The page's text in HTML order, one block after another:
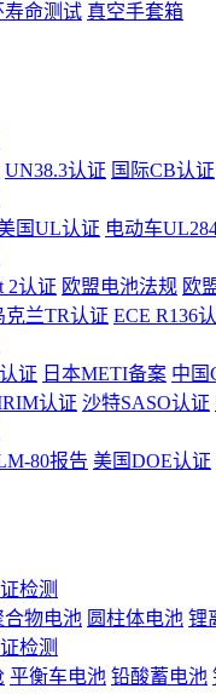
寿命测试 真空手套箱
UN38.3认证 国际CB认证
国UL认证 电动车
2认证 欧盟电池法规 欧
克兰TR认证 ECE R136
证 日本METI备案 中国
认证 沙特SASO认证
80报告 美国DOE认证
检测
合物电池 圆柱体电池 锂
检测
平衡车电池 铅酸蓄电池